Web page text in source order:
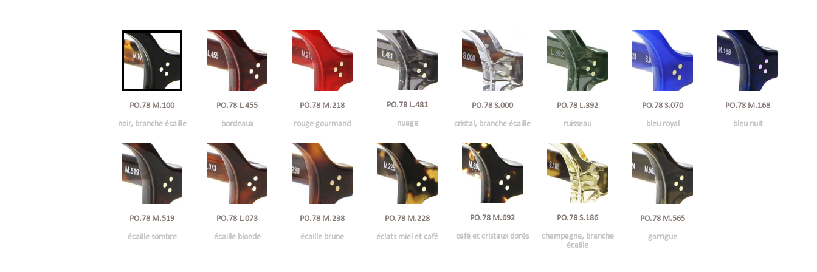
PO.78 M.100
noir, branche écaille
PO.78 L.455
bordeaux
PO.78 M.218
rouge gourmand
PO.78 L.481
nuage
PO.78 S.000
cristal, branche écaille
PO.78 L.392
ruisseau
PO.78 S.070
bleu royal
PO.78 M.168
bleu nuit
PO.78 M.519
écaille sombre
PO.78 L.073
écaille blonde
PO.78 M.238
écaille brune
PO.78 M.228
éclats miel et café
PO.78 M.692
café et cristaux dorés
PO.78 S.186
champagne, branche
écaille
PO.78 M.565
garrigue